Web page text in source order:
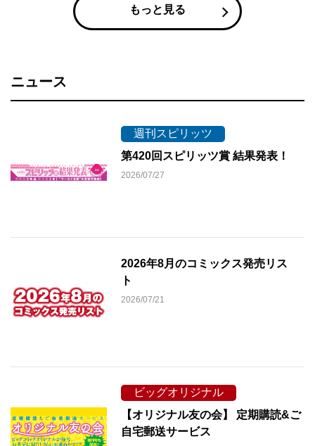
もっと見る
ニュース
週刊スピリッツ
第420回スピリッツ賞 結果発表！
2026/07/27
2026年8月のコミックス発売リス
ト
2026/07/21
ビッグオリジナル
【オリジナル友の会】 定期購読&ご
自宅郵送サービス